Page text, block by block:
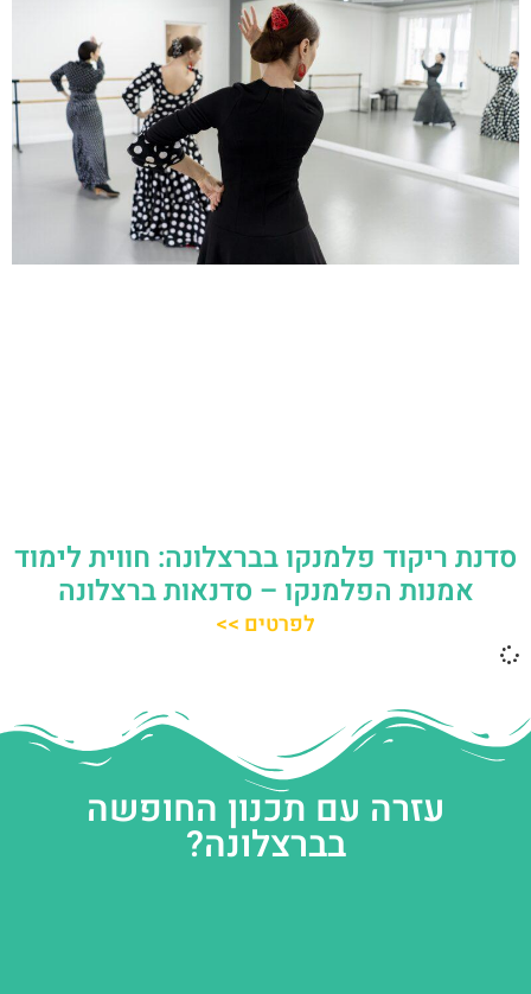
סדנת ריקוד פלמנקו בברצלונה: חווית לימוד
אמנות הפלמנקו – סדנאות ברצלונה
לפרטים >>
עזרה עם תכנון החופשה
בברצלונה?